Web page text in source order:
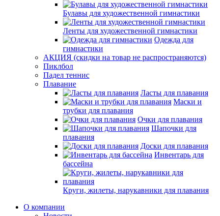
Булавы для художественной гимнастики
Ленты для художественной гимнастики
Одежда для
гимнастики
АКЦИЯ (скидки на товар не распространяются)
Пиклбол
Падел теннис
Плавание
Ласты для плавания
Маски и
трубки для плавания
Очки для плавания
Шапочки для
плавания
Доски для плавания
Инвентарь для
бассейна
Круги, жилеты, нарукавники для плавания
О компании